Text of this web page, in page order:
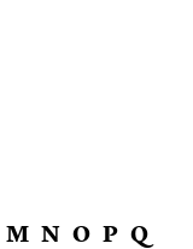
M N O P Q